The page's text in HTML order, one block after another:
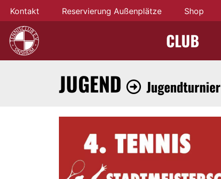
Kontakt Reservierung Außenplätze Shop
CLUB
JUGEND Jugendturnier